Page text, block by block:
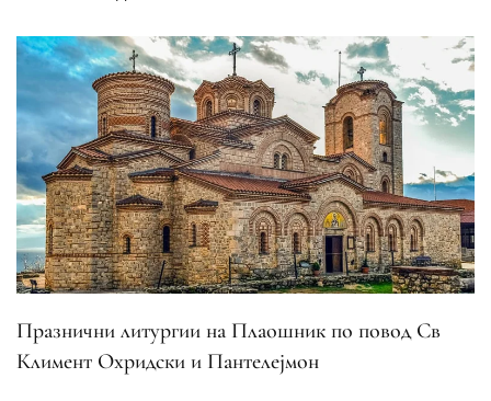
Празнични литургии на Плаошник по повод Св
Климент Охридски и Пантелејмон